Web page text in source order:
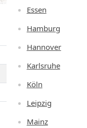
Essen
Hamburg
Hannover
Karlsruhe
Köln
Leipzig
Mainz